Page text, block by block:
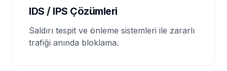
IDS / IPS Çözümleri
Saldırı tespit ve önleme sistemleri ile zararlı
trafiği anında bloklama.